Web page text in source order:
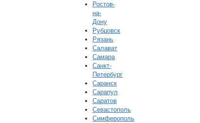
Ростов-
на-
Дону
Рубцовск
Рязань
Салават
Самара
Санкт-
Петербург
Саранск
Сарапул
Саратов
Севастополь
Симферополь